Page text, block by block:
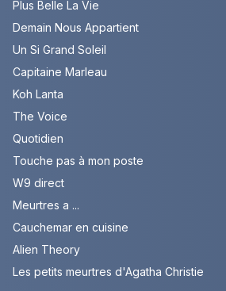
Plus Belle La Vie
Demain Nous Appartient
Un Si Grand Soleil
Capitaine Marleau
Koh Lanta
The Voice
Quotidien
Touche pas à mon poste
W9 direct
Meurtres a ...
Cauchemar en cuisine
Alien Theory
Les petits meurtres d'Agatha Christie